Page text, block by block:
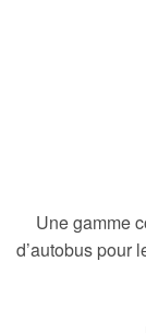
Une gamme
d’autobus pour